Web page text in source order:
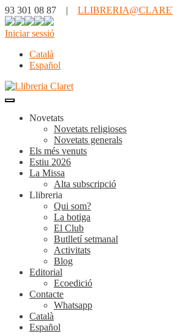
93 301 08 87 |
Iniciar sessió
Català
Español
Novetats
Novetats religioses
Novetats generals
Els més venuts
Estiu 2026
La Missa
Alta subscripció
Llibreria
Qui som?
La botiga
El Club
Butlletí setmanal
Activitats
Blog
Editorial
Ecoedició
Contacte
Whatsapp
Català
Español